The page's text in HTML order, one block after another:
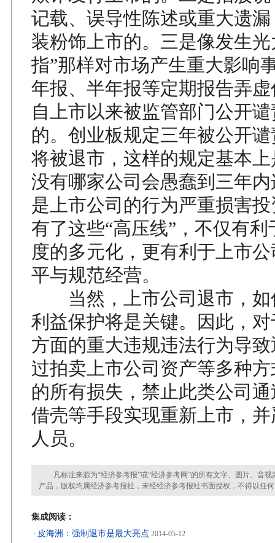
记载、误导性陈述或重大遗
装粉饰上市的。三是像发生
指”那样对市场产生重大影响
年报、半年报等定期报告弄
自上市以来被监管部门公开
的。创业板规定三年被公开
将被退市，这样的规定基本
没有哪家公司会愚蠢到三年
是上市公司的行为严重损害
有了这些“高压线”，不仅有
度的多元化，更有利于上市
平与规范经营。
当然，上市公司退市，如
利益保护将是关键。因此，
方面的重大违规违法行为导
过拍卖上市公司资产等多种
的所有损失，禁止此类公司
借壳等手段实现重新上市，
人员。
凡标注来源为“经济参考报”或“经济参考网”的所有文字、图片、音视
产品，版权均属经济参考报社，未经经济参考报社书面授权，不得以任
集成阅读：
· 皮海洲：强制退市是最大亮点 2014-05-12